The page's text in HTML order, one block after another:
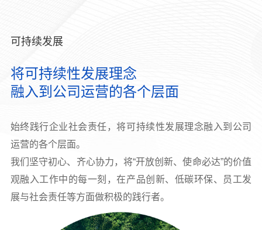
可持续发展
将可持续性发展理念
融入到公司运营的各个层面
始终践行企业社会责任，将可持续性发展理念融入到公司
运营的各个层面。
我们坚守初心、齐心协力，将“开放创新、使命必达”的价值
观融入工作中的每一刻，在产品创新、低碳环保、员工发
展与社会责任等方面做积极的践行者。